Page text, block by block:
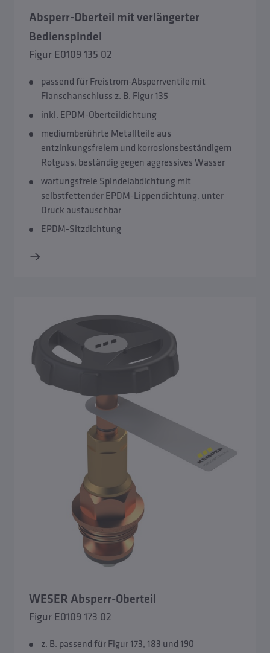
Absperr-Oberteil mit verlängerter
Bedienspindel
Figur E0109 135 02
passend für Freistrom-Absperrventile mit
Flanschanschluss z. B. Figur 135
inkl. EPDM-Oberteildichtung
mediumberührte Metallteile aus
entzinkungsfreiem und korrosionsbeständigem
Rotguss, beständig gegen aggressives Wasser
wartungsfreie Spindelabdichtung mit
selbstfettender EPDM-Lippendichtung, unter
Druck austauschbar
EPDM-Sitzdichtung
WESER Absperr-Oberteil
Figur E0109 173 02
z. B. passend für Figur 173, 183 und 190